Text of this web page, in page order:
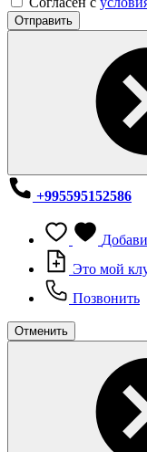
Отправить
+995595152586
Это мой
Позвонить
Отменить